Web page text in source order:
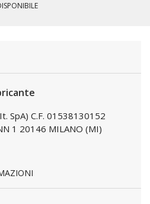
SpA) C.F. 01538130152
1 20146 MILANO (MI)